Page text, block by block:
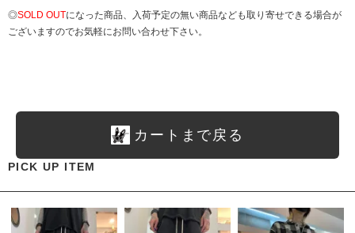
◎SOLD OUTになった商品、入荷予定の無い商品なども取り寄せできる場合が
ございますのでお気軽にお問い合わせ下さい。
カートまで戻る
PICK UP ITEM